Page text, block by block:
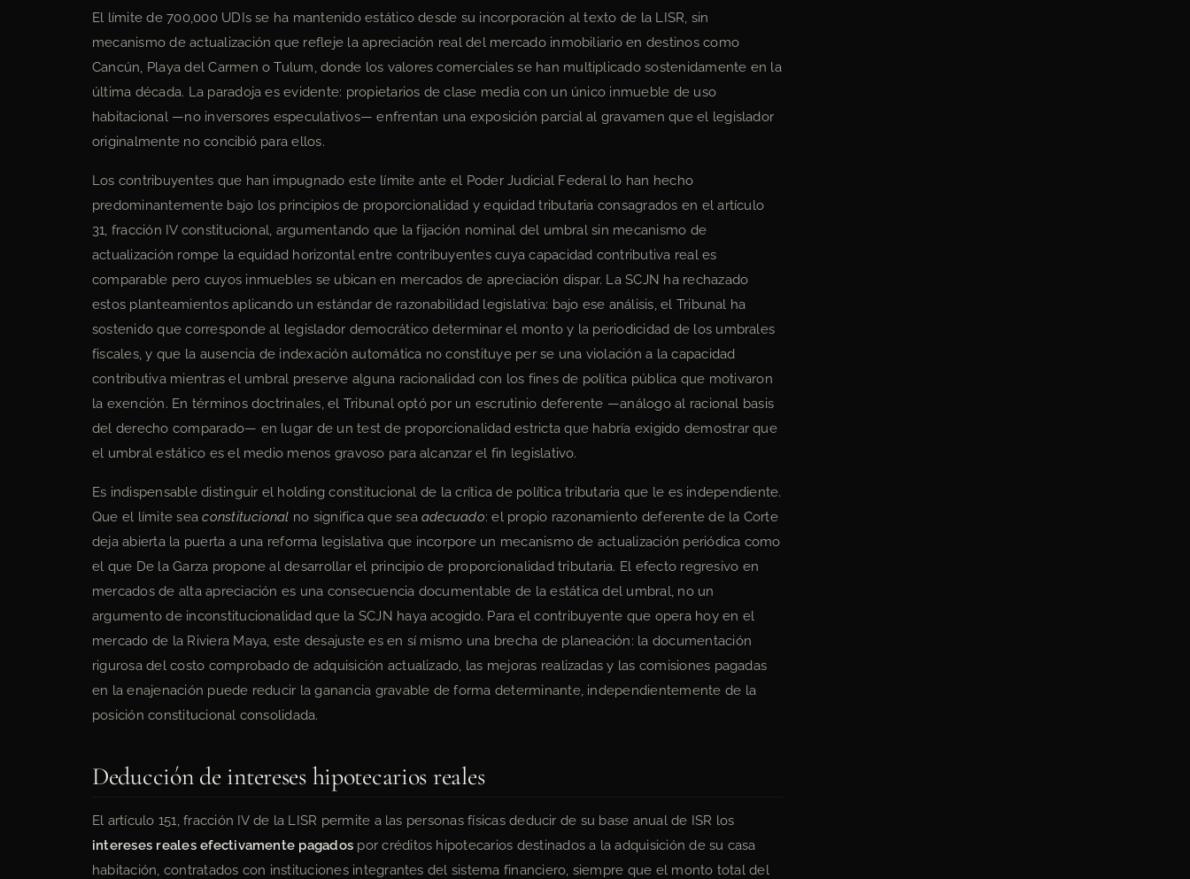
El límite de 700,000 UDIs se ha mantenido estático desde su incorporación al texto de la LISR, sin
mecanismo de actualización que refleje la apreciación real del mercado inmobiliario en destinos como
Cancún, Playa del Carmen o Tulum, donde los valores comerciales se han multiplicado sostenidamente en la
última década. La paradoja es evidente: propietarios de clase media con un único inmueble de uso
habitacional —no inversores especulativos— enfrentan una exposición parcial al gravamen que el legislador
originalmente no concibió para ellos.
Los contribuyentes que han impugnado este límite ante el Poder Judicial Federal lo han hecho
predominantemente bajo los principios de proporcionalidad y equidad tributaria consagrados en el artículo
31, fracción IV constitucional, argumentando que la fijación nominal del umbral sin mecanismo de
actualización rompe la equidad horizontal entre contribuyentes cuya capacidad contributiva real es
comparable pero cuyos inmuebles se ubican en mercados de apreciación dispar. La SCJN ha rechazado
estos planteamientos aplicando un estándar de razonabilidad legislativa: bajo ese análisis, el Tribunal ha
sostenido que corresponde al legislador democrático determinar el monto y la periodicidad de los umbrales
fiscales, y que la ausencia de indexación automática no constituye per se una violación a la capacidad
contributiva mientras el umbral preserve alguna racionalidad con los fines de política pública que motivaron
la exención. En términos doctrinales, el Tribunal optó por un escrutinio deferente —análogo al racional basis
del derecho comparado— en lugar de un test de proporcionalidad estricta que habría exigido demostrar que
el umbral estático es el medio menos gravoso para alcanzar el fin legislativo.
Es indispensable distinguir el holding constitucional de la crítica de política tributaria que le es independiente.
Que el límite seaconstitucional no significa que sea adecuado: el propio razonamiento deferente de la Corte
deja abierta la puerta a una reforma legislativa que incorpore un mecanismo de actualización periódica como
el que De la Garza propone al desarrollar el principio de proporcionalidad tributaria. El efecto regresivo en
mercados de alta apreciación es una consecuencia documentable de la estática del umbral, no un
argumento de inconstitucionalidad que la SCJN haya acogido. Para el contribuyente que opera hoy en el
mercado de la Riviera Maya, este desajuste es en sí mismo una brecha de planeación: la documentación
rigurosa del costo comprobado de adquisición actualizado, las mejoras realizadas y las comisiones pagadas
en la enajenación puede reducir la ganancia gravable de forma determinante, independientemente de la
posición constitucional consolidada.
Deducción de intereses hipotecarios reales
El artículo 151, fracción IV de la LISR permite a las personas físicas deducir de su base anual de ISR los
intereses reales efectivamente pagados por créditos hipotecarios destinados a la adquisición de su casa
habitación, contratados con instituciones integrantes del sistema financiero, siempre que el monto total del